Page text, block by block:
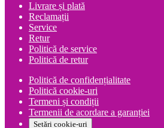
Livrare și plată
Reclamații
Service
Retur
Politică de service
Politică de retur
Politică de confidențialitate
Politică cookie-uri
Termeni și condiții
Termenii de acordare a garanției
Setări cookie-uri